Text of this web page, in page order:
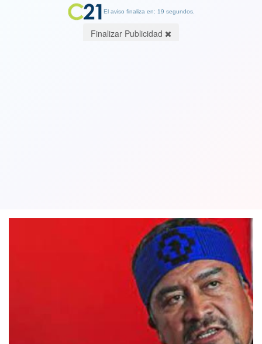
El aviso finaliza en: 19 segundos.
Finalizar Publicidad